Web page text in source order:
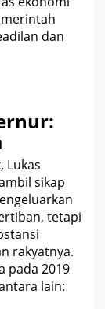
dan
Lukas
sikap
tetapi
rakyatnya.
pada 2019
lain: